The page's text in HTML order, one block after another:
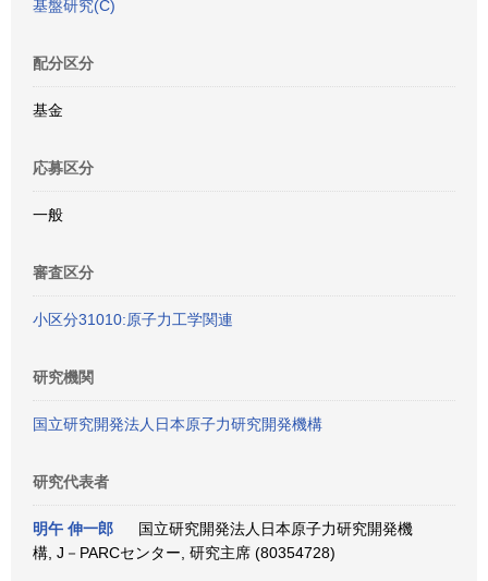
基盤研究(C)
配分区分
基金
応募区分
一般
審査区分
小区分31010:原子力工学関連
研究機関
国立研究開発法人日本原子力研究開発機構
研究代表者
明午 伸一郎
国立研究開発法人日本原子力研究開発機
構, J－PARCセンター, 研究主席 (80354728)